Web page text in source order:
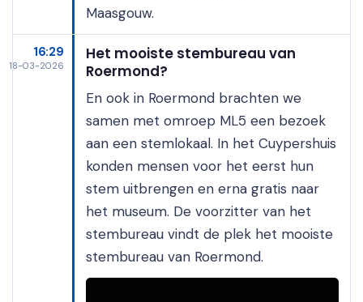
Maasgouw.
16:29
18-03-2026
Het mooiste stembureau van
Roermond?
En ook in Roermond brachten we
samen met omroep ML5 een bezoek
aan een stemlokaal. In het Cuypershuis
konden mensen voor het eerst hun
stem uitbrengen en erna gratis naar
het museum. De voorzitter van het
stembureau vindt de plek het mooiste
stembureau van Roermond.